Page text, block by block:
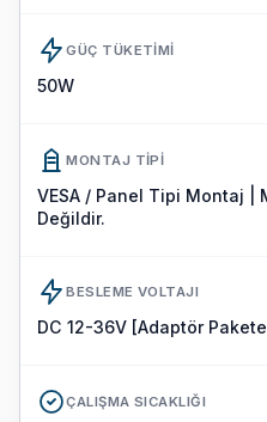
GÜÇ TÜKETIMI
50W
MONTAJ TIPI
VESA / Panel Tipi Montaj |
Değildir.
BESLEME VOLTAJI
DC 12-36V [Adaptör
ÇALIŞMA SICAKLIĞI